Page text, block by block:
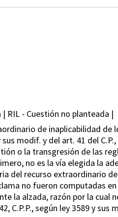
RIL - Cuestión no planteada |
de inaplicabilidad
sus modif. y del art. 41 del
o la transgresión de las
no es la vía elegida la
del recurso extraordinario
no fueron computadas
la alzada, razón por la
C.P.P., según ley 3589 y sus